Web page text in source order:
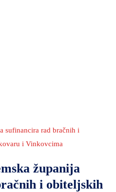
sufinancira rad bračnih i
i Vinkovcima
županija
i obiteljskih